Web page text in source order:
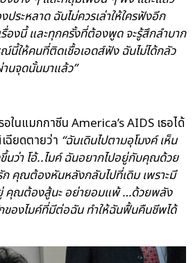
ประหลาด ฉันไม่ควรเล่าให้ใครฟังอีก
องนี้ และทุกครั้งที่ต้องพูด จะรู้สึกลำบาก
นี้ให้คนที่ติดเชื้อเอดส์ฟัง ฉันไม่ได้กลัว
นจุดนั้นมาแล้ว”
ในแมกกาซีน America’s AIDS เธอได้
ฉียดตายว่า “ฉันเดินไปตามอุโมงค์ เห็น
นว่า โอ้..ไมค์ ฉันอยากไปอยู่กับคุณด้วย
ก คุณต้องหันหลังกลับไปที่เดิม เพราะมี
คุณต้องสู้นะ อย่ายอมแพ้ …ด้วยพลัง
ของไมค์ที่มีต่อฉัน ทำให้ฉันฟื้นคืนชีพได้